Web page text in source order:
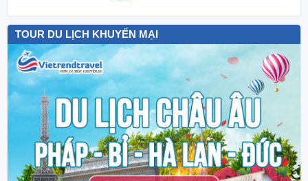
TOUR DU LỊCH KHUYẾN MẠI